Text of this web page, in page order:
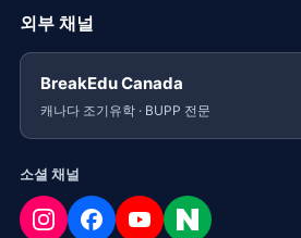
외부 채널
BreakEdu Canada
캐나다 조기유학 · BUPP 전문
소셜 채널